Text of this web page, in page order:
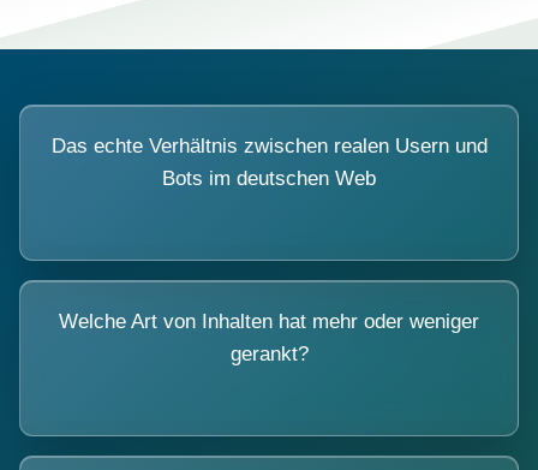
Das echte Verhältnis zwischen realen Usern und
Bots im deutschen Web
Welche Art von Inhalten hat mehr oder weniger
gerankt?